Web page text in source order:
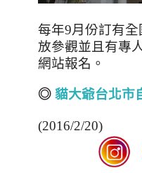
每年9月份訂有
放參觀並且有專
網站報名。
◎ 貓大爺台北市
(2016/2/20)